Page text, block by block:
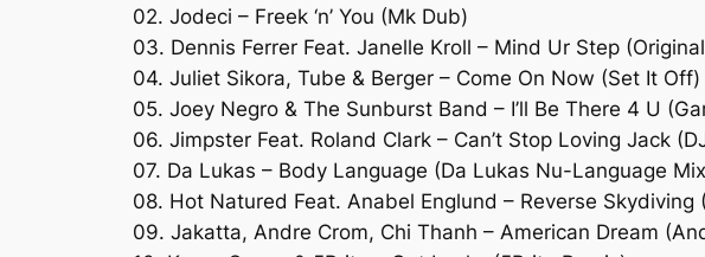
02. Jodeci – Freek ‘n’ You (Mk Dub)
03. Dennis Ferrer Feat. Janelle Kroll – Mind Ur Step
04. Juliet Sikora, Tube & Berger – Come On Now (Set It
05. Joey Negro & The Sunburst Band – I’ll Be There 4 U
06. Jimpster Feat. Roland Clark – Can’t Stop Loving Jack
07. Da Lukas – Body Language (Da Lukas Nu-Language
08. Hot Natured Feat. Anabel Englund – Reverse Skydiving
09. Jakatta, Andre Crom, Chi Thanh – American Dream